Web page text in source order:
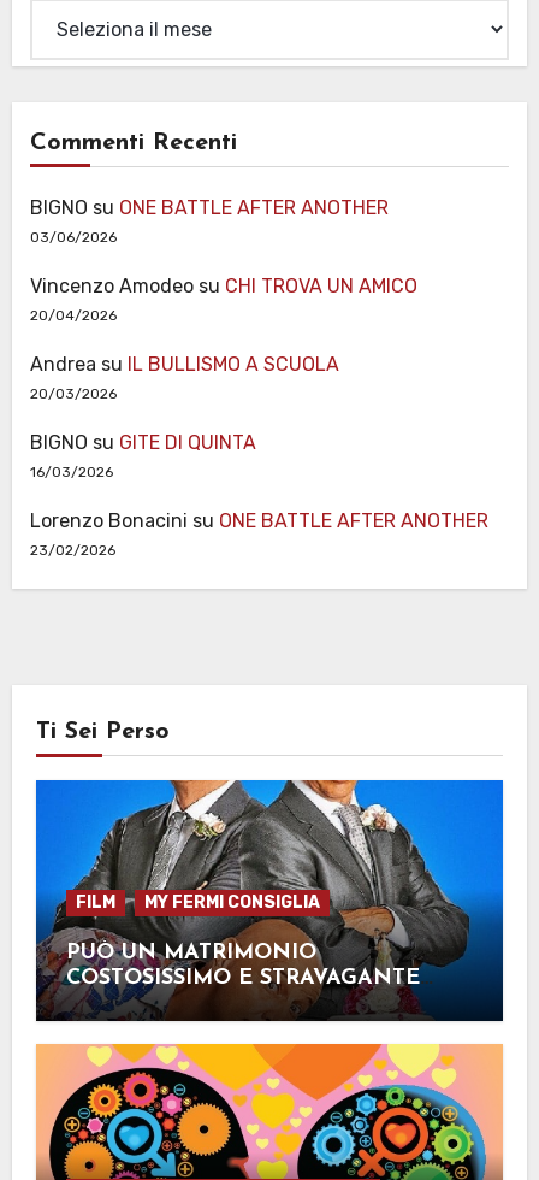
Commenti Recenti
BIGNO su ONE BATTLE AFTER ANOTHER
03/06/2026
Vincenzo Amodeosu CHI TROVA UN AMICO
20/04/2026
Andrea su IL BULLISMO A SCUOLA
20/03/2026
BIGNO su GITE DI QUINTA
16/03/2026
Lorenzo Bonacini su ONE BATTLE AFTER ANOTHER
23/02/2026
Ti Sei Perso
FILM MY FERMI CONSIGLIA
PUÒ UN MATRIMONIO
COSTOSISSIMO E STRAVAGANTE
INSEGNARCI QUALCOSA?